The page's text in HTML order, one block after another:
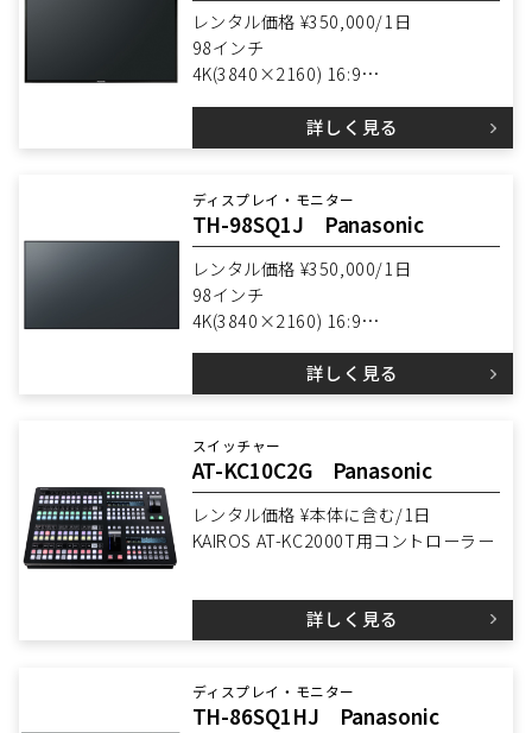
レンタル価格 ¥350,000/1日
98インチ
4K(3840×2160) 16:9
スピーカー搭載
タテ・ヨコ設置可能
詳しく見る
ディスプレイ・モニター
TH-98SQ1J Panasonic
レンタル価格 ¥350,000/1日
98インチ
4K(3840×2160) 16:9
メディアプレイヤー搭載
スピーカー搭載
VESA W800×H500mm
詳しく見る
スイッチャー
AT-KC10C2G Panasonic
レンタル価格 ¥本体に含む/1日
KAIROS AT-KC2000T用コントローラー
詳しく見る
ディスプレイ・モニター
TH-86SQ1HJ Panasonic